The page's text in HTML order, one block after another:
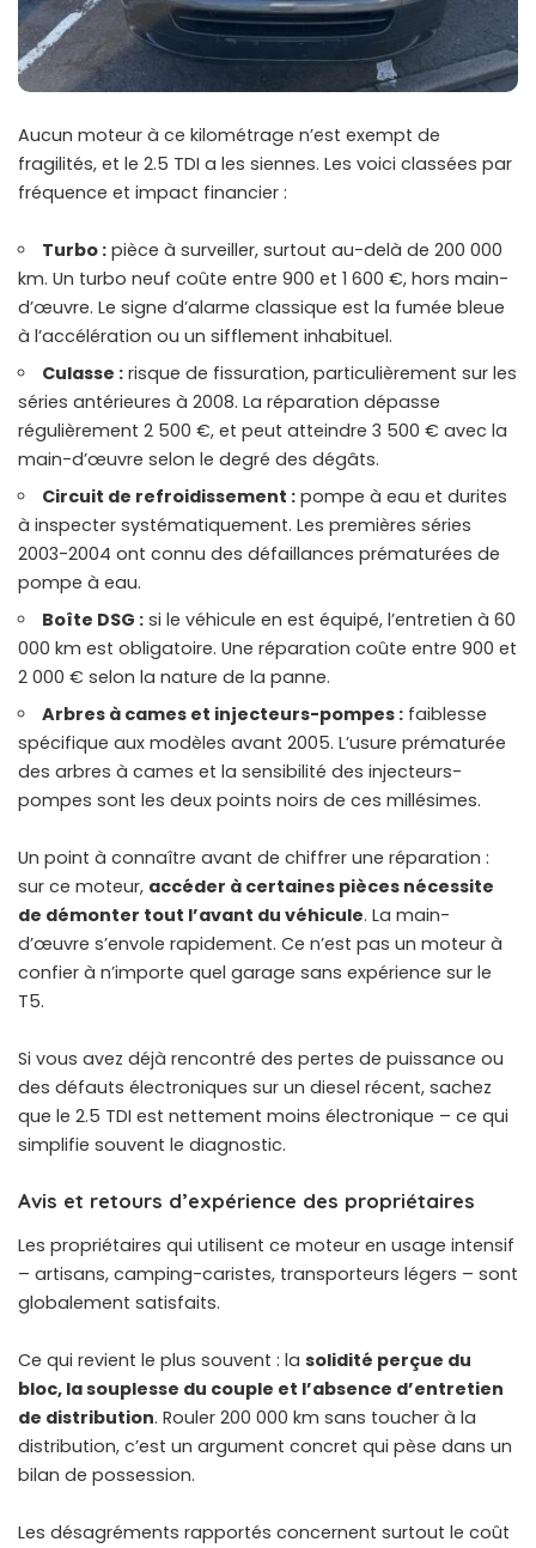
Aucun moteur à ce kilométrage n’est exempt de
fragilités, et le 2.5 TDI a les siennes. Les voici classées par
fréquence et impact financier :
Turbo : pièce à surveiller, surtout au-delà de 200 000
km. Un turbo neuf coûte entre 900 et 1 600 €, hors main-
d’œuvre. Le signe d’alarme classique est la fumée bleue
à l’accélération ou un sifflement inhabituel.
Culasse : risque de fissuration, particulièrement sur les
séries antérieures à 2008. La réparation dépasse
régulièrement 2 500 €, et peut atteindre 3 500 € avec la
main-d’œuvre selon le degré des dégâts.
Circuit de refroidissement : pompe à eau et durites
à inspecter systématiquement. Les premières séries
2003-2004 ont connu des défaillances prématurées de
pompe à eau.
Boîte DSG : si le véhicule en est équipé, l’entretien à 60
000 km est obligatoire. Une réparation coûte entre 900 et
2 000 € selon la nature de la panne.
Arbres à cames et injecteurs-pompes : faiblesse
spécifique aux modèles avant 2005. L’usure prématurée
des arbres à cames et la sensibilité des injecteurs-
pompes sont les deux points noirs de ces millésimes.
Un point à connaître avant de chiffrer une réparation :
sur ce moteur, accéder à certaines pièces nécessite
de démonter tout l’avant du véhicule. La main-
d’œuvre s’envole rapidement. Ce n’est pas un moteur à
confier à n’importe quel garage sans expérience sur le
T5.
Si vous avez déjà rencontré des pertes de puissance ou
des défauts électroniques sur un diesel récent, sachez
que le 2.5 TDI est nettement moins électronique – ce qui
simplifie souvent le diagnostic.
Avis et retours d’expérience des propriétaires
Les propriétaires qui utilisent ce moteur en usage intensif
– artisans, camping-caristes, transporteurs légers – sont
globalement satisfaits.
Ce qui revient le plus souvent : la solidité perçue du
bloc, la souplesse du couple et l’absence d’entretien
de distribution. Rouler 200 000 km sans toucher à la
distribution, c’est un argument concret qui pèse dans un
bilan de possession.
Les désagréments rapportés concernent surtout le coût